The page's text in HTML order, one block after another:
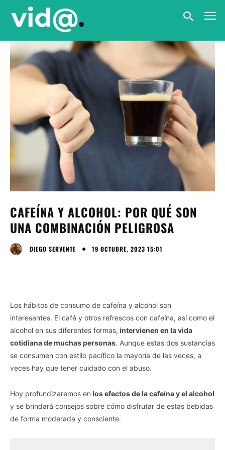
CAFEÍNA Y ALCOHOL: POR QUÉ SON
UNA COMBINACIÓN PELIGROSA
DIEGO SERVENTE 19 OCTUBRE, 2023 15:01
Los hábitos de consumo de cafeína y alcohol son
interesantes. El café y otros refrescos con cafeína, así como el
alcohol en sus diferentes formas, intervienen en la vida
cotidiana de muchas personas. Aunque estas dos sustancias
se consumen con estilo pacífico la mayoría de las veces, a
veces hay que tener cuidado con el abuso.
Hoy profundizaremos en los efectos de la cafeína y el alcohol
y se brindará consejos sobre cómo disfrutar de estas bebidas
de forma moderada y consciente.